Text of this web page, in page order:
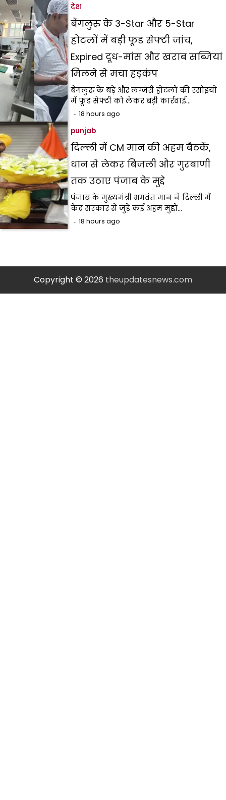
देश
बेंगलुरु के 3-Star और 5-Star
होटलों में बड़ी फूड सेफ्टी जांच,
Expired दूध-मांस और खराब सब्जियां
मिलने से मचा हड़कंप
बेंगलुरु के बड़े और लग्जरी होटलों की रसोइयों
में फूड सेफ्टी को लेकर बड़ी कार्रवाई…
18 hours ago
punjab
दिल्ली में CM मान की अहम बैठकें,
धान से लेकर बिजली और गुरबाणी
तक उठाए पंजाब के मुद्दे
पंजाब के मुख्यमंत्री भगवंत मान ने दिल्ली में
केंद्र सरकार से जुड़े कई अहम मुद्दों…
18 hours ago
Copyright © 2026 theupdatesnews.com